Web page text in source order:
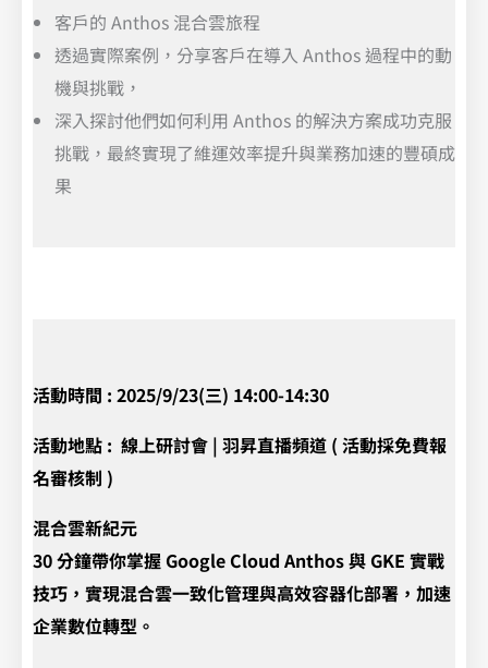
客戶的 Anthos 混合雲旅程
透過實際案例，分享客戶在導入 Anthos 過程中的動
機與挑戰，
深入探討他們如何利用 Anthos 的解決方案成功克服
挑戰，最終實現了維運效率提升與業務加速的豐碩成
果
活動時間 : 2025/9/23(三) 14:00-14:30
活動地點 : 線上研討會 | 羽昇直播頻道 ( 活動採免費報
名審核制 )
混合雲新紀元
30 分鐘帶你掌握 Google Cloud Anthos 與 GKE 實戰
技巧，實現混合雲一致化管理與高效容器化部署，加速
企業數位轉型。